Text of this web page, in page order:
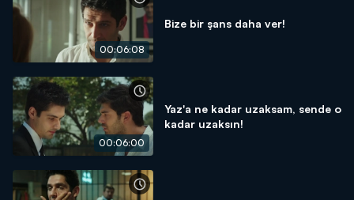
00:06:08
Bize bir şans daha ver!
00:06:00
Yaz'a ne kadar uzaksam, sende o
kadar uzaksın!